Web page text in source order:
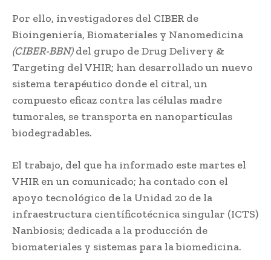
Por ello, investigadores del CIBER de
Bioingeniería, Biomateriales y Nanomedicina
(CIBER-BBN)del grupo de Drug Delivery &
Targeting del VHIR; han desarrollado un nuevo
sistema terapéutico donde el citral, un
compuesto eficaz contra las células madre
tumorales, se transporta en nanopartículas
biodegradables.
El trabajo, del que ha informado este martes el
VHIR en un comunicado; ha contado con el
apoyo tecnológico de la Unidad 20 de la
infraestructura científicotécnica singular (ICTS)
Nanbiosis; dedicada a la producción de
biomateriales y sistemas para la biomedicina.